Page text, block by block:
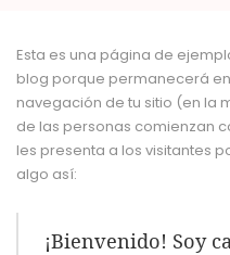
Esta es una página de
blog porque permanecerá
navegación de tu sitio (en la
de las personas comienzan
les presenta a los visitantes
algo así:
¡Bienvenido! Soy